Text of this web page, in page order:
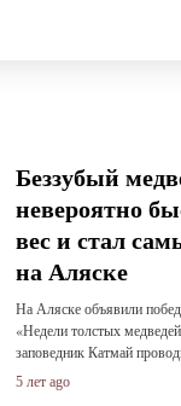
Беззубый
невероятно
вес и стал
на Аляске
На Аляске объявили
«Недели толстых
заповедник Катмай
5 лет ago